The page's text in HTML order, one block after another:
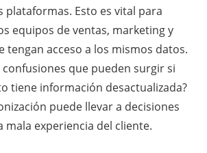
plataformas. Esto es vital para
equipos de ventas, marketing y
tengan acceso a los mismos datos.
confusiones que pueden surgir si
tiene información desactualizada?
puede llevar a decisiones
mala experiencia del cliente.